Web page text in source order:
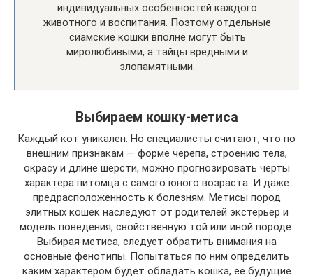
индивидуальных особенностей каждого
животного и воспитания. Поэтому отдельные
сиамские кошки вполне могут быть
миролюбивыми, а тайцы вредными и
злопамятными.
Выбираем кошку-метиса
Каждый кот уникален. Но специалисты считают, что по
внешним признакам — форме черепа, строению тела,
окрасу и длине шерсти, можно прогнозировать черты
характера питомца с самого юного возраста. И даже
предрасположенность к болезням. Метисы пород
элитных кошек наследуют от родителей экстерьер и
модель поведения, свойственную той или иной породе.
Выбирая метиса, следует обратить внимания на
основные фенотипы. Попытаться по ним определить
каким характером будет обладать кошка, её будущие